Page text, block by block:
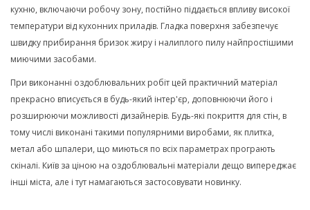
кухню, включаючи робочу зону, постійно піддається впливу високої
температури від кухонних приладів. Гладка поверхня забезпечує
швидку прибирання бризок жиру і налиплого пилу найпростішими
миючими засобами.
При виконанні оздоблювальних робіт цей практичний матеріал
прекрасно вписується в будь-який інтер'єр, доповнюючи його і
розширюючи можливості дизайнерів. Будь-які покриття для стін, в
тому числі виконані такими популярними виробами, як плитка,
метал або шпалери, що миються по всіх параметрах програють
скіналі. Київ за ціною на оздоблювальні матеріали дещо випереджає
інші міста, але і тут намагаються застосовувати новинку.